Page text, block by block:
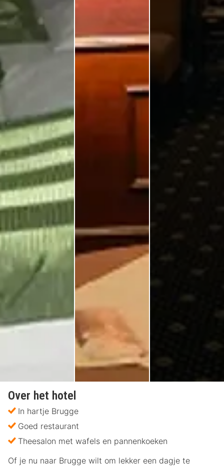
Over het hotel
In hartje Brugge
Goed restaurant
Theesalon met wafels en pannenkoeken
Of je nu naar Brugge wilt om lekker een dagje te